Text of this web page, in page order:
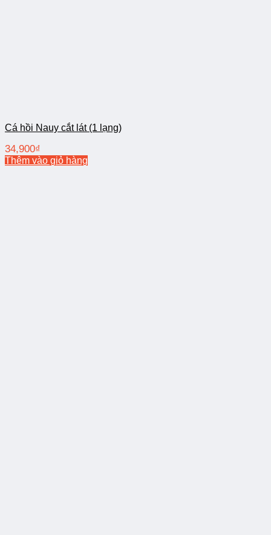
Cá hồi Nauy cắt lát (1 lạng)
34,900₫
Thêm vào giỏ hàng